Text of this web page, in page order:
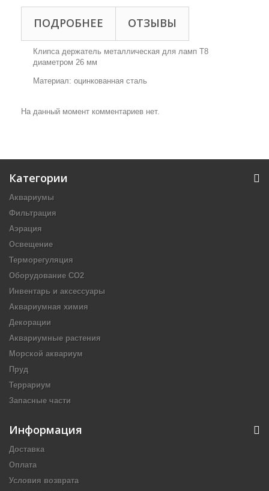
ПОДРОБНЕЕ ОТЗЫВЫ
Клипса держатель металлическая для ламп T8
диаметром 26 мм
Материал: оцинкованная сталь
На данный момент комментариев нет.
Категории
Аквариумы
Фильтрация
Аэрация
Освещение
Терморегуляция
Оборудование CO2
Инвентарь и аксессуары
Аквариумная химия
Декорации
Аквариумные растения
Морской аквариум
Пруд
Террариум
Запасные части
Информация
Доставка
Оплата
Условия возврата